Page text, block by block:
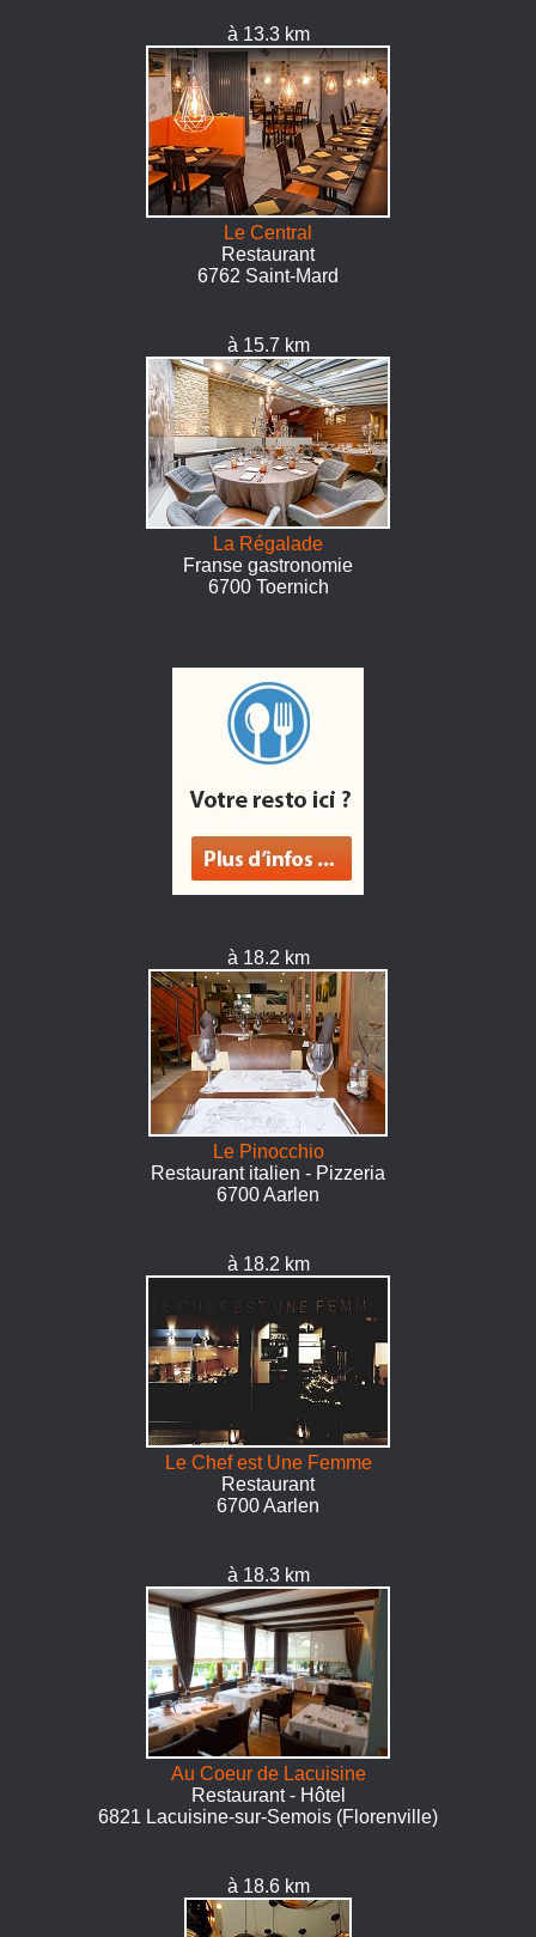
à 13.3 km
Le Central
Restaurant
6762 Saint-Mard
à 15.7 km
La Régalade
Franse gastronomie
6700 Toernich
à 18.2 km
Le Pinocchio
Restaurant italien - Pizzeria
6700 Aarlen
à 18.2 km
Le Chef est Une Femme
Restaurant
6700 Aarlen
à 18.3 km
Au Coeur de Lacuisine
Restaurant - Hôtel
6821 Lacuisine-sur-Semois (Florenville)
à 18.6 km